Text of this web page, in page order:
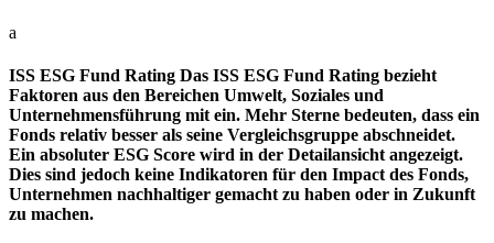
a
ISS ESG Fund Rating Das ISS ESG Fund Rating bezieht
Faktoren aus den Bereichen Umwelt, Soziales und
Unternehmensführung mit ein. Mehr Sterne bedeuten, dass ein
Fonds relativ besser als seine Vergleichsgruppe abschneidet.
Ein absoluter ESG Score wird in der Detailansicht angezeigt.
Dies sind jedoch keine Indikatoren für den Impact des Fonds,
Unternehmen nachhaltiger gemacht zu haben oder in Zukunft
zu machen.